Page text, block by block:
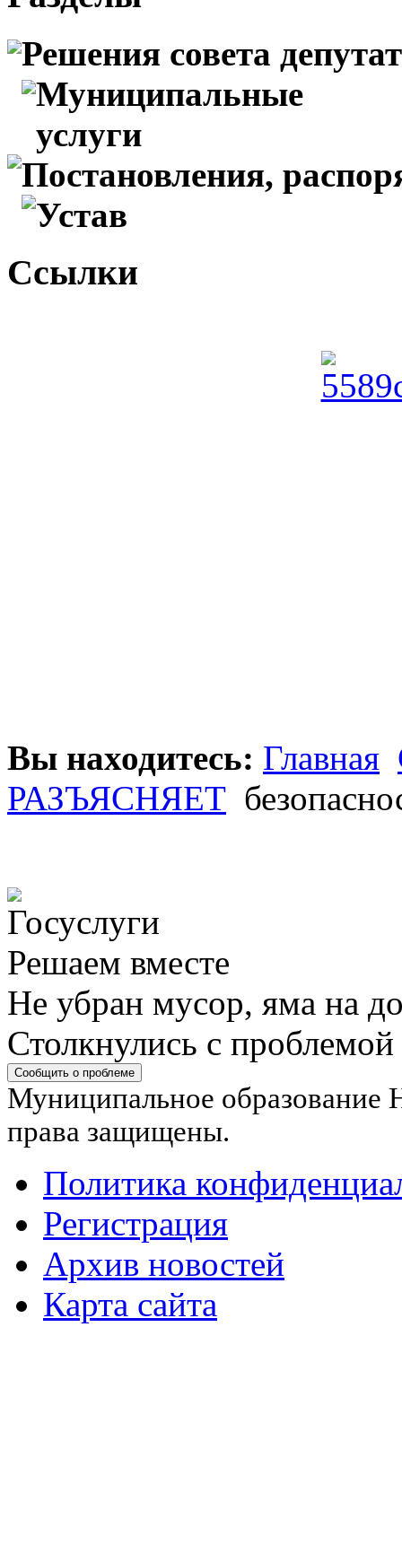
Решения совета
Муниципальные
услуги
Постановления,
Устав
Ссылки
Вы находитесь: Главная
РАЗЪЯСНЯЕТ
Решаем вместе
Не убран мусор, яма на
Столкнулись с
Сообщить о проблеме
Муниципальное образование
права защищены.
Политика
Регистрация
Архив новостей
Карта сайта